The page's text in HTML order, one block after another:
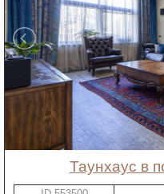
таунхаус в